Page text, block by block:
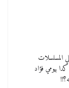
المسلسلات
بيومي فؤاد